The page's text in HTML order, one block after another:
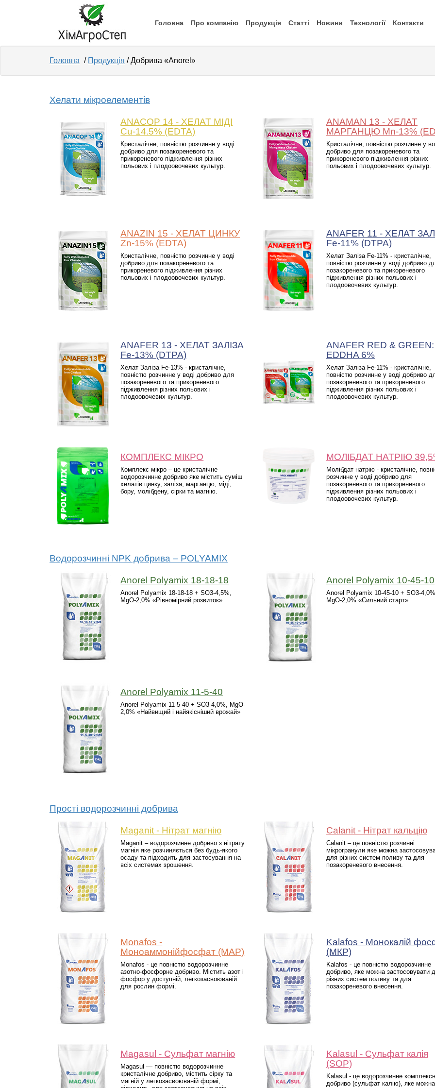
Головна Про компанію Продукція Статті Новини Технології Контакти
Головна / Продукція / Добрива «Anorel»
Хелати мікроелементів
ANACOP 14 - ХЕЛАТ МІДІ
Сu-14.5% (EDTA)
Кристалічне, повністю розчинне у воді
добриво для позакореневого та
прикореневого підживлення різних
польових і плодоовочевих культур.
ANAMAN 13 - ХЕЛАТ
МАРГАНЦЮ Mn-13%
Кристалічне, повністю розчинне у
добриво для позакореневого та
прикореневого підживлення різних
польових і плодоовочевих культур.
ANAZIN 15 - ХЕЛАТ ЦИНКУ
Zn-15% (EDTA)
Кристалічне, повністю розчинне у воді
добриво для позакореневого та
прикореневого підживлення різних
польових і плодоовочевих культур.
ANAFER 11 - ХЕЛАТ
Fe-11% (DTPA)
Хелат Заліза Fe-11% - кристалічне,
повністю розчинне у воді добриво
позакореневого та прикореневого
підживлення різних польових і
плодоовочевих культур.
ANAFER 13 - ХЕЛАТ ЗАЛІЗА
Fe-13% (DTPA)
Хелат Заліза Fe-13% - кристалічне,
повністю розчинне у воді добриво для
позакореневого та прикореневого
підживлення різних польових і
плодоовочевих культур.
ANAFER RED &
EDDHA 6%
Хелат Заліза Fe-11% - кристалічне,
повністю розчинне у воді добриво
позакореневого та прикореневого
підживлення різних польових і
плодоовочевих культур.
КОМПЛЕКС МІКРО
Комплекс мікро – це кристалічне
водорозчинне добриво яке містить суміш
хелатів цинку, заліза, марганцю, міді,
бору, молібдену, сірки та магнію.
МОЛІБДАТ НАТРІЮ
Молібдат натрію - кристалічне,
розчинне у воді добриво для
позакореневого та прикореневого
підживлення різних польових і
плодоовочевих культур.
Водорозчинні NPK добрива – POLYAMIX
Anorel Polyamix 18-18-18
Anorel Polyamix 18-18-18 + SO3-4,5%,
MgO-2,0% «Рівномірний розвиток»
Anorel Polyamix 10-45-10
Anorel Polyamix 10-45-10 + SO3-
MgO-2,0% «Сильний старт»
Anorel Polyamix 11-5-40
Anorel Polyamix 11-5-40 + SO3-4,0%, MgO-
2,0% «Найвищий і найякісніший врожай»
Прості водорозчинні добрива
Maganit - Нітрат магнію
Maganit – водорозчинне добриво з нітрату
магнія яке розчиняється без будь-якого
осаду та підходить для застосування на
всіх системах зрошення.
Calanit - Нітрат кальцію
Calanit – це повністю розчинні
мікрогранули яке можна
для різних систем поливу та для
позакореневого внесення.
Monafos -
Моноаммонійфосфат (MAP)
Monafos - це повністю водорозчинне
азотно-фосфорне добриво. Містить азот і
фосфор у доступній, легкозасвоюваній
для рослин формі.
Kalafos - Монокалій
(МКР)
Kalafos - це повністю водорозчинне
добриво, яке можна застосовувати
різних систем поливу та для
позакореневого внесення.
Magasul - Сульфат магнію
Magasul — повністю водорозчинне
кристалічне добриво, містить сірку та
магній у легкозасвоюваній формі,
Kalasul - Сульфат калія
(SOP)
Kalasul - це водорозчинне
добриво (сульфат калію), яке можна